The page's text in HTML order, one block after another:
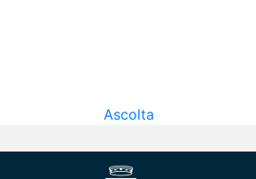
Ascolta